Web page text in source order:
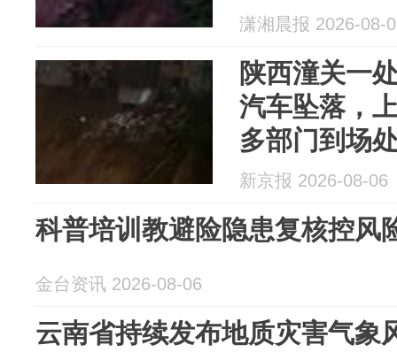
潇湘晨报 2026-08-
陕西潼关一
汽车坠落，
多部门到场
新京报 2026-08-06
科普培训教避险隐患复核控风
金台资讯 2026-08-06
云南省持续发布地质灾害气象